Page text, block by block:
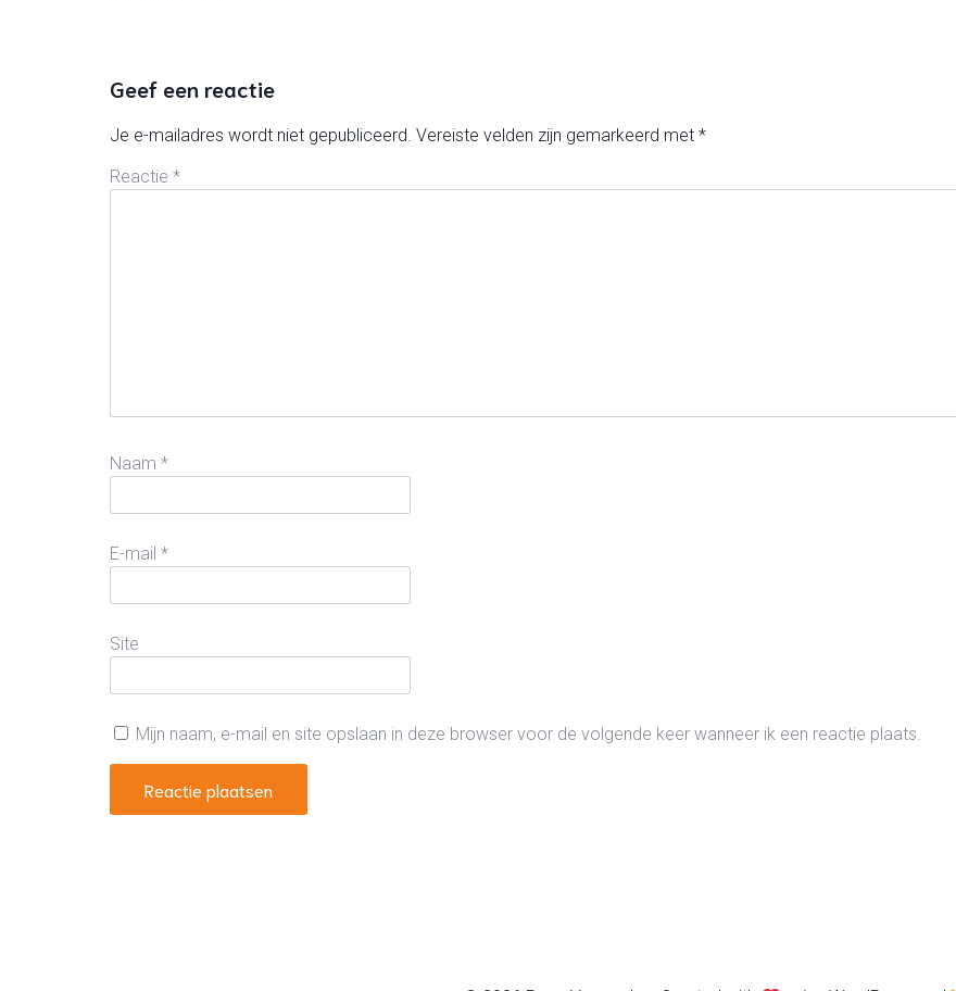
Geef een reactie
Je e-mailadres wordt niet gepubliceerd. Vereiste velden zijn gemarkeerd met *
Reactie *
Naam *
E-mail *
Site
Mijn naam, e-mail en site opslaan in deze browser voor de volgende keer wanneer ik een reactie plaats.